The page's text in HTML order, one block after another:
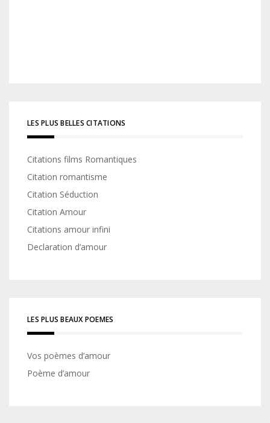
LES PLUS BELLES CITATIONS
Citations films Romantiques
Citation romantisme
Citation Séduction
Citation Amour
Citations amour infini
Declaration d’amour
LES PLUS BEAUX POEMES
Vos poèmes d’amour
Poème d’amour